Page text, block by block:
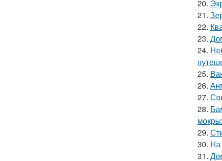
20.
21.
22.
23.
24.
25.
26.
27.
28.
29.
30. На
31.